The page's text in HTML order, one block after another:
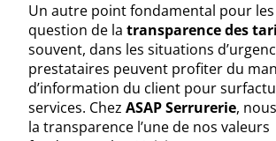
Un autre point fondamental pour
question de la transparence des
souvent, dans les situations
prestataires peuvent profiter du
d’information du client pour
services. Chez ASAP Serrurerie,
la transparence l’une de nos valeurs